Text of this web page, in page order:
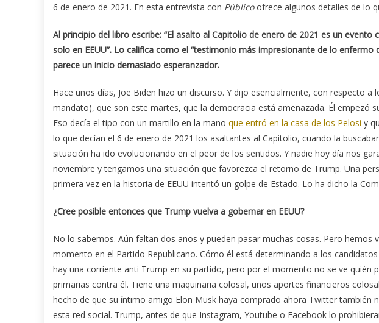
6 de enero de 2021. En esta entrevista con Públicoofrece algunos detalles de lo
Al principio del libro escribe: “El asalto al Capitolio de enero de 2021 es un
solo en EEUU”. Lo califica como el “testimonio más impresionante de lo
parece un inicio demasiado esperanzador.
Hace unos días, Joe Biden hizo un discurso. Y dijo esencialmente, con respecto a
mandato), que son este martes, que la democracia está amenazada. Él empezó
Eso decía el tipo con un martillo en la mano que entró en la casa de los Pelosi y
lo que decían el 6 de enero de 2021 los asaltantes al Capitolio, cuando la
situación ha ido evolucionando en el peor de los sentidos. Y nadie hoy día nos
noviembre y tengamos una situación que favorezca el retorno de Trump. Una
primera vez en la historia de EEUU intentó un golpe de Estado. Lo ha dicho la
¿Cree posible entonces que Trump vuelva a gobernar en EEUU?
No lo sabemos. Aún faltan dos años y pueden pasar muchas cosas. Pero hemos
momento en el Partido Republicano. Cómo él está determinando a los
hay una corriente anti Trump en su partido, pero por el momento no se ve quién
primarias contra él. Tiene una maquinaria colosal, unos aportes financieros
hecho de que su íntimo amigo Elon Musk haya comprado ahora Twitter también
esta red social. Trump, antes de que Instagram, Youtube o Facebook lo